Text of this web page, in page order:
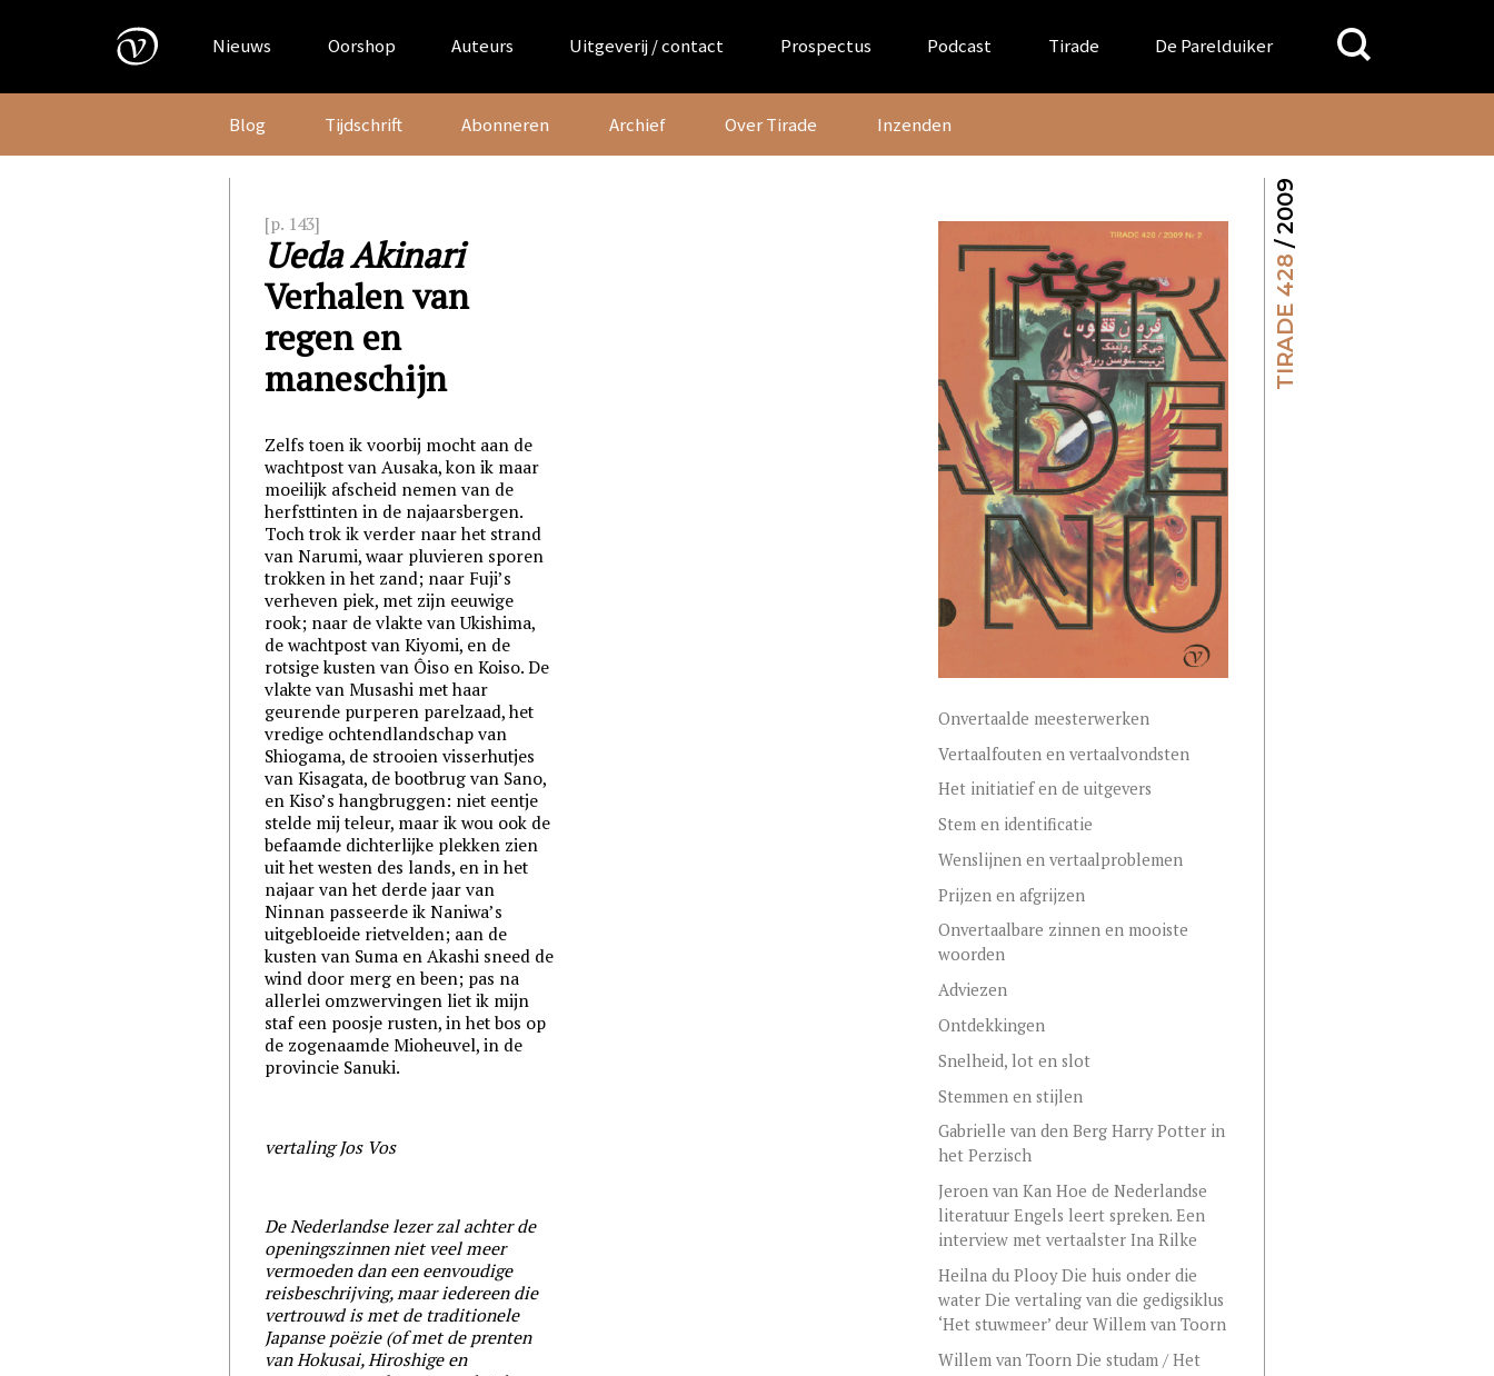
Nieuws Oorshop Auteurs Uitgeverij / contact Prospectus Podcast Tirade De Parelduiker
Search
for:
Blog Tijdschrift Abonneren Archief Over Tirade Inzenden
TIRADE 428
/ 2009
[p. 143]
Ueda Akinari
Verhalen van
regen en
maneschijn
Zelfs toen ik voorbij mocht aan de
wachtpost van Ausaka, kon ik maar
moeilijk afscheid nemen van de
herfsttinten in de najaarsbergen.
Toch trok ik verder naar het strand
van Narumi, waar pluvieren sporen
trokken in het zand; naar Fuji’s
verheven piek, met zijn eeuwige
rook; naar de vlakte van Ukishima,
de wachtpost van Kiyomi, en de
rotsige kusten van Ôiso en Koiso. De
vlakte van Musashi met haar
geurende purperen parelzaad, het
vredige ochtendlandschap van
Shiogama, de strooien visserhutjes
van Kisagata, de bootbrug van Sano,
en Kiso’s hangbruggen: niet eentje
stelde mij teleur, maar ik wou ook de
befaamde dichterlijke plekken zien
uit het westen des lands, en in het
najaar van het derde jaar van
Ninnan passeerde ik Naniwa’s
uitgebloeide rietvelden; aan de
kusten van Suma en Akashi sneed de
wind door merg en been; pas na
allerlei omzwervingen liet ik mijn
staf een poosje rusten, in het bos op
de zogenaamde Mioheuvel, in de
provincie Sanuki.
vertaling Jos Vos
De Nederlandse lezer zal achter de
openingszinnen niet veel meer
vermoeden dan een eenvoudige
reisbeschrijving, maar iedereen die
vertrouwd is met de traditionele
Japanse poëzie (of met de prenten
van Hokusai, Hiroshige en
Onvertaalde meesterwerken
Vertaalfouten en vertaalvondsten
Het initiatief en de uitgevers
Stem en identificatie
Wenslijnen en vertaalproblemen
Prijzen en afgrijzen
Onvertaalbare zinnen en mooiste
woorden
Adviezen
Ontdekkingen
Snelheid, lot en slot
Stemmen en stijlen
Gabrielle van den Berg Harry Potter in
het Perzisch
Jeroen van Kan Hoe de Nederlandse
literatuur Engels leert spreken. Een
interview met vertaalster Ina Rilke
Heilna du Plooy Die huis onder die
water Die vertaling van die gedigsiklus
‘Het stuwmeer’ deur Willem van Toorn
Willem van Toorn Die studam / Het